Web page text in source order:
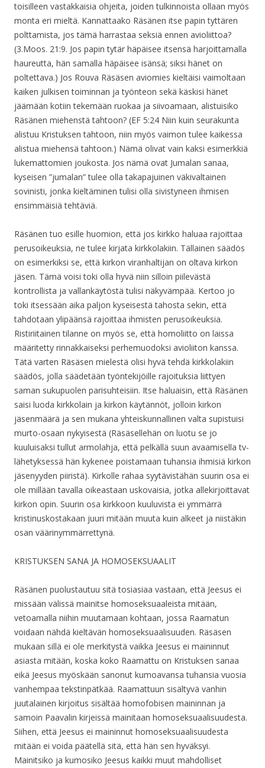
toisilleen vastakkaisia ohjeita, joiden tulkinnoista ollaan myös
monta eri mieltä. Kannattaako Räsänen itse papin tyttären
polttamista, jos tämä harrastaa seksiä ennen avioliittoa?
(3.Moos. 21:9. Jos papin tytär häpäisee itsensä harjoittamalla
haureutta, hän samalla häpäisee isänsä; siksi hänet on
poltettava.) Jos Rouva Räsäsen aviomies kieltäisi vaimoltaan
kaiken julkisen toiminnan ja työnteon sekä käskisi hänet
jäämään kotiin tekemään ruokaa ja siivoamaan, alistuisiko
Räsänen miehenstä tahtoon? (EF 5:24 Niin kuin seurakunta
alistuu Kristuksen tahtoon, niin myös vaimon tulee kaikessa
alistua miehensä tahtoon.) Nämä olivat vain kaksi esimerkkiä
lukemattomien joukosta. Jos nämä ovat Jumalan sanaa,
kyseisen ”jumalan” tulee olla takapajuinen väkivaltainen
sovinisti, jonka kieltäminen tulisi olla sivistyneen ihmisen
ensimmäisiä tehtäviä.
Räsänen tuo esille huomion, että jos kirkko haluaa rajoittaa
perusoikeuksia, ne tulee kirjata kirkkolakiin. Tällainen säädös
on esimerkiksi se, että kirkon viranhaltijan on oltava kirkon
jäsen. Tämä voisi toki olla hyvä niin silloin piilevästä
kontrollista ja vallankäytöstä tulisi näkyvämpää. Kertoo jo
toki itsessään aika paljon kyseisestä tahosta sekin, että
tahdotaan ylipäänsä rajoittaa ihmisten perusoikeuksia.
Ristiriitainen tilanne on myös se, että homoliitto on laissa
määritetty rinnakkaiseksi perhemuodoksi avioliiton kanssa.
Tätä varten Räsäsen mielestä olisi hyvä tehdä kirkkolakiin
säädös, jolla säädetään työntekijöille rajoituksia liittyen
saman sukupuolen parisuhteisiin. Itse haluaisin, että Räsänen
saisi luoda kirkkolain ja kirkon käytännöt, jolloin kirkon
jäsenmäärä ja sen mukana yhteiskunnallinen valta supistuisi
murto-osaan nykyisestä (Räsäsellehän on luotu se jo
kuuluisaksi tullut armolahja, että pelkällä suun avaamisella tv-
lähetyksessä hän kykenee poistamaan tuhansia ihmisiä kirkon
jäsenyyden piiristä). Kirkolle rahaa syytävistähän suurin osa ei
ole millään tavalla oikeastaan uskovaisia, jotka allekirjoittavat
kirkon opin. Suurin osa kirkkoon kuuluvista ei ymmärrä
kristinuskostakaan juuri mitään muuta kuin alkeet ja niistäkin
osan väärinymmärrettynä.
KRISTUKSEN SANA JA HOMOSEKSUAALIT
Räsänen puolustautuu sitä tosiasiaa vastaan, että Jeesus ei
missään välissä mainitse homoseksuaaleista mitään,
vetoamalla niihin muutamaan kohtaan, jossa Raamatun
voidaan nähdä kieltävän homoseksuaalisuuden. Räsäsen
mukaan sillä ei ole merkitystä vaikka Jeesus ei maininnut
asiasta mitään, koska koko Raamattu on Kristuksen sanaa
eikä Jeesus myöskään sanonut kumoavansa tuhansia vuosia
vanhempaa tekstinpätkää. Raamattuun sisältyvä vanhin
juutalainen kirjoitus sisältää homofobisen maininnan ja
samoin Paavalin kirjeissä mainitaan homoseksuaalisuudesta.
Siihen, että Jeesus ei maininnut homoseksuaalisuudesta
mitään ei voida päätellä sitä, että hän sen hyväksyi.
Mainitsiko ja kumosiko Jeesus kaikki muut mahdolliset